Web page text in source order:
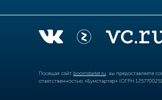
Посещая сайт boomstarter.ru , вы предоставляете
ответственностью «Бумстартер» (ОГРН